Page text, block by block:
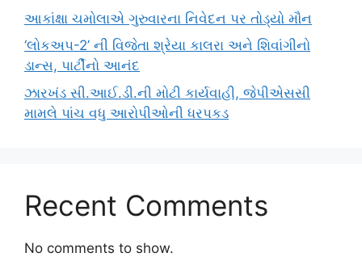
આકાંક્ષા ચમોલાએ ગુરુવારના નિવેદન પર તોડ્યો મૌન
‘લોકઅપ-2’ ની વિજેતા શ્રેયા કાલરા અને શિવાંગીનો
ડાન્સ, પાર્ટીનો આનંદ
ઝારખંડ સી.આઈ.ડી.ની મોટી કાર્યવાહી, જેપીએસસી
મામલે પાંચ વધુ આરોપીઓની ધરપકડ
Recent Comments
No comments to show.